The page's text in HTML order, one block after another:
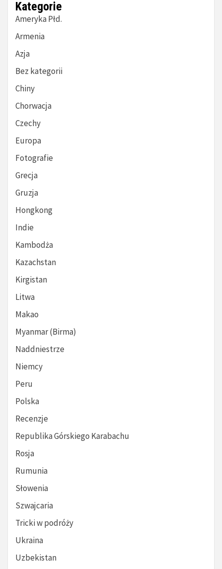
Kategorie
Ameryka Płd.
Armenia
Azja
Bez kategorii
Chiny
Chorwacja
Czechy
Europa
Fotografie
Grecja
Gruzja
Hongkong
Indie
Kambodża
Kazachstan
Kirgistan
Litwa
Makao
Myanmar (Birma)
Naddniestrze
Niemcy
Peru
Polska
Recenzje
Republika Górskiego Karabachu
Rosja
Rumunia
Słowenia
Szwajcaria
Tricki w podróży
Ukraina
Uzbekistan